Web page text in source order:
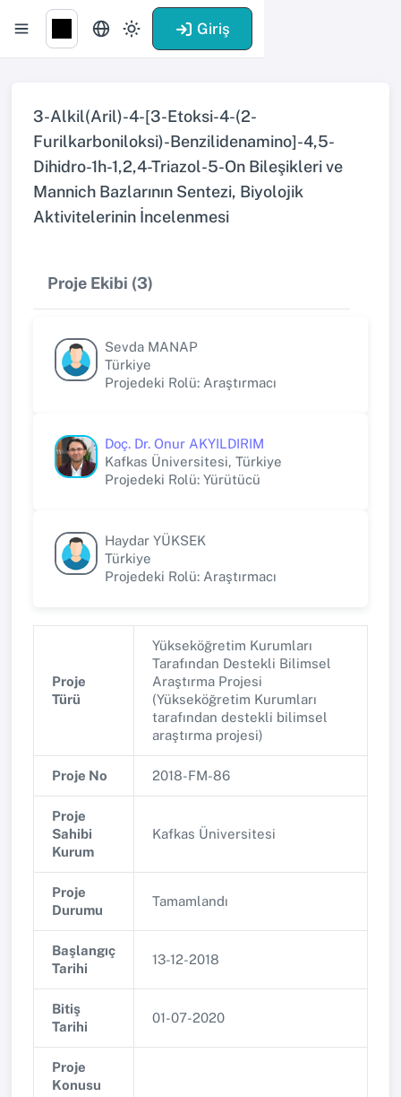
Giriş
3-Alkil(Aril)-4-[3-Etoksi-4-(2-
Furilkarboniloksi)-Benzilidenamino]-4,5-
Dihidro-1h-1,2,4-Triazol-5-On Bileşikleri ve
Mannich Bazlarının Sentezi, Biyolojik
Aktivitelerinin İncelenmesi
Proje Ekibi (3)
Sevda MANAP
Türkiye
Projedeki Rolü: Araştırmacı
Doç. Dr. Onur AKYILDIRIM
Kafkas Üniversitesi, Türkiye
Projedeki Rolü: Yürütücü
Haydar YÜKSEK
Türkiye
Projedeki Rolü: Araştırmacı
Proje
Türü
Yükseköğretim Kurumları
Tarafından Destekli Bilimsel
Araştırma Projesi
(Yükseköğretim Kurumları
tarafından destekli bilimsel
araştırma projesi)
Proje No 2018-FM-86
Proje
Sahibi
Kurum
Kafkas Üniversitesi
Proje
Durumu
Tamamlandı
Başlangıç
Tarihi
13-12-2018
Bitiş
Tarihi
01-07-2020
Proje
Konusu